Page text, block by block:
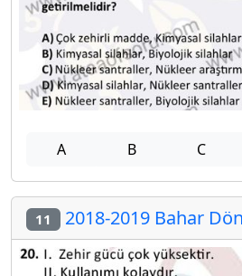
A B C
11 2018-2019 Bahar